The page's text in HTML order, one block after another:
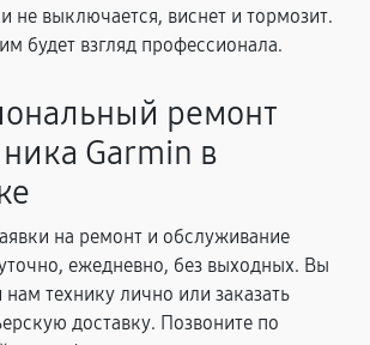
не выключается, виснет и тормозит.
будет взгляд профессионала.
ремонт
Garmin в
на ремонт и обслуживание
ежедневно, без выходных. Вы
технику лично или заказать
доставку. Позвоните по